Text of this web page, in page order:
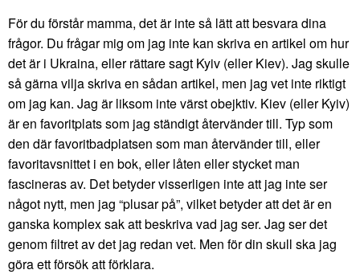
För du förstår mamma, det är inte så lätt att besvara dina
frågor. Du frågar mig om jag inte kan skriva en artikel om hur
det är i Ukraina, eller rättare sagt Kyiv (eller Kiev). Jag skulle
så gärna vilja skriva en sådan artikel, men jag vet inte riktigt
om jag kan. Jag är liksom inte värst obejktiv. Kiev (eller Kyiv)
är en favoritplats som jag ständigt återvänder till. Typ som
den där favoritbadplatsen som man återvänder till, eller
favoritavsnittet i en bok, eller låten eller stycket man
fascineras av. Det betyder visserligen inte att jag inte ser
något nytt, men jag “plusar på”, vilket betyder att det är en
ganska komplex sak att beskriva vad jag ser. Jag ser det
genom filtret av det jag redan vet. Men för din skull ska jag
göra ett försök att förklara.